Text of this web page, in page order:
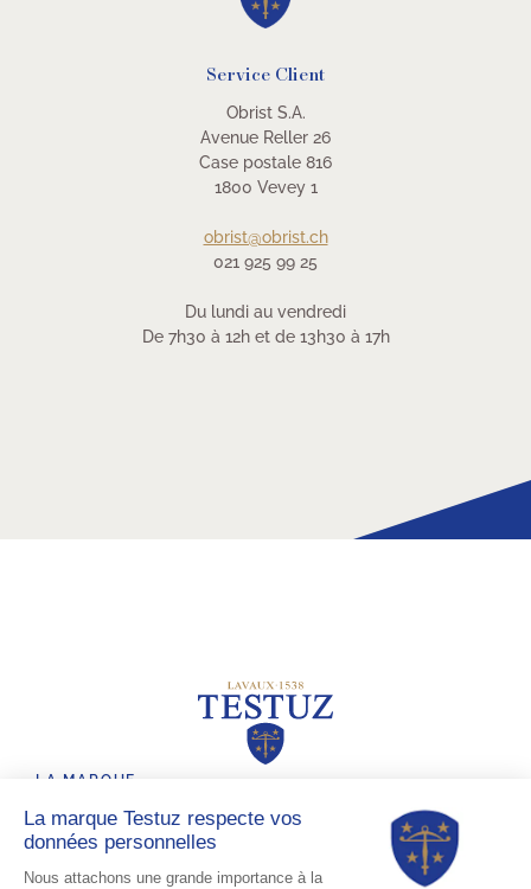
Service Client
Obrist S.A.
Avenue Reller 26
Case postale 816
1800 Vevey 1
obrist@obrist.ch
021 925 99 25
Du lundi au vendredi
De 7h30 à 12h et de 13h30 à 17h
LA MARQUE
LES VINS
LES ACTUALITÉS